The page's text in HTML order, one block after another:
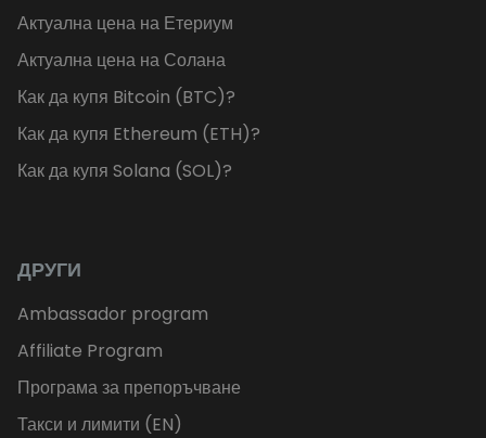
Актуална цена на Етериум
Актуална цена на Солана
Как да купя Bitcoin (BTC)?
Как да купя Ethereum (ETH)?
Как да купя Solana (SOL)?
ДРУГИ
Ambassador program
Affiliate Program
Програма за препоръчване
Такси и лимити (EN)